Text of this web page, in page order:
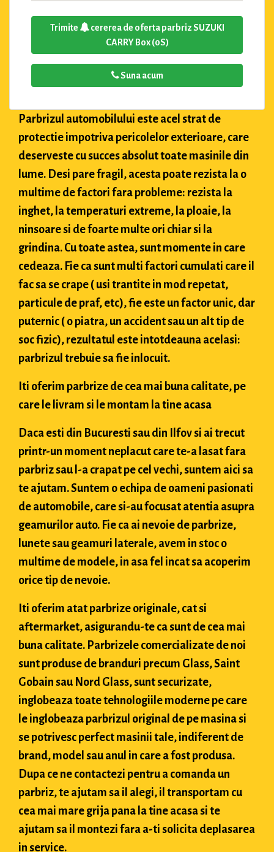
Trimite
cererea de oferta parbriz SUZUKI
CARRY Box (0S)
Suna acum
Parbrizul automobilului este acel strat de
protectie impotriva pericolelor exterioare, care
deserveste cu succes absolut toate masinile din
lume. Desi pare fragil, acesta poate rezista la o
multime de factori fara probleme: rezista la
inghet, la temperaturi extreme, la ploaie, la
ninsoare si de foarte multe ori chiar si la
grindina. Cu toate astea, sunt momente in care
cedeaza. Fie ca sunt multi factori cumulati care il
fac sa se crape ( usi trantite in mod repetat,
particule de praf, etc), fie este un factor unic, dar
puternic ( o piatra, un accident sau un alt tip de
soc fizic), rezultatul este intotdeauna acelasi:
parbrizul trebuie sa fie inlocuit.
Iti oferim parbrize de cea mai buna calitate, pe
care le livram si le montam la tine acasa
Daca esti din Bucuresti sau din Ilfov si ai trecut
printr-un moment neplacut care te-a lasat fara
parbriz sau l-a crapat pe cel vechi, suntem aici sa
te ajutam. Suntem o echipa de oameni pasionati
de automobile, care si-au focusat atentia asupra
geamurilor auto. Fie ca ai nevoie de parbrize,
lunete sau geamuri laterale, avem in stoc o
multime de modele, in asa fel incat sa acoperim
orice tip de nevoie.
Iti oferim atat parbrize originale, cat si
aftermarket, asigurandu-te ca sunt de cea mai
buna calitate. Parbrizele comercializate de noi
sunt produse de branduri precum Glass, Saint
Gobain sau Nord Glass, sunt securizate,
inglobeaza toate tehnologiile moderne pe care
le inglobeaza parbrizul original de pe masina si
se potrivesc perfect masinii tale, indiferent de
brand, model sau anul in care a fost produsa.
Dupa ce ne contactezi pentru a comanda un
parbriz, te ajutam sa il alegi, il transportam cu
cea mai mare grija pana la tine acasa si te
ajutam sa il montezi fara a-ti solicita deplasarea
in service.